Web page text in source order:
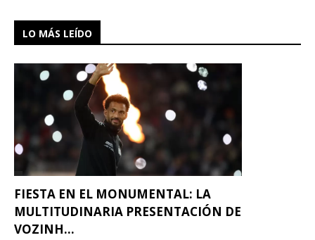
LO MÁS LEÍDO
FIESTA EN EL MONUMENTAL: LA
MULTITUDINARIA PRESENTACIÓN DE
VOZINH...